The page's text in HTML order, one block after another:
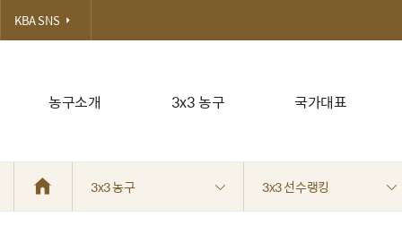
농구소개 3x3 농구 국가대표
KBA SNS
3x3 농구 3x3 선수랭킹